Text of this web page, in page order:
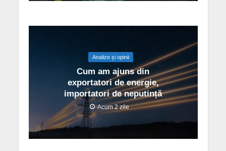
Analize și opinii
Cum am ajuns din
exportatori de energie,
importatori de neputință
Acum 2 zile